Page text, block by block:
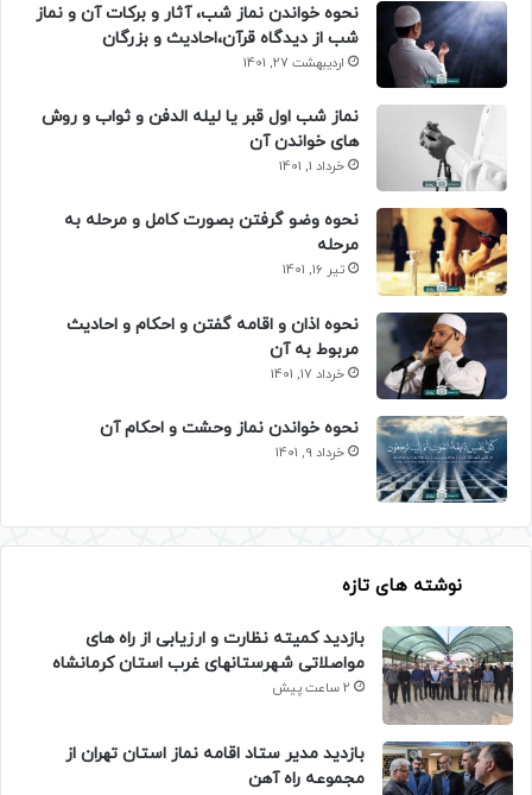
نحوه خواندن نماز شب، آثار و برکات آن و نماز
شب از دیدگاه قرآن،احادیث و بزرگان
اردیبهشت 27, 1401
نماز شب اول قبر یا لیله الدفن و ثواب و روش
های خواندن آن
خرداد 1, 1401
نحوه وضو گرفتن بصورت کامل و مرحله به
مرحله
تیر 16, 1401
نحوه اذان و اقامه گفتن و احکام و احادیث
مربوط به آن
خرداد 17, 1401
نحوه خواندن نماز وحشت و احکام آن
خرداد 9, 1401
نوشته های تازه
بازدید کمیته نظارت و ارزیابی از راه های
مواصلاتی شهرستانهای غرب استان کرمانشاه
2 ساعت پیش
بازدید مدیر ستاد اقامه نماز استان تهران از
مجموعه راه آهن